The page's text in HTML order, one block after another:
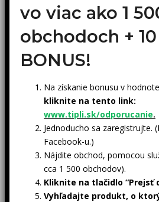
vo viac ako 1
obchodoch +
BONUS!
Na získanie bonusu v
kliknite na tento link:
www.tipli.sk/odporucanie.
Jednoducho sa zaregistrujte.
Facebook-u.)
Nájdite obchod, pomocou
cca 1 500 obchodov).
Kliknite na tlačidlo “Prejsť
Vyhľadajte produkt, o